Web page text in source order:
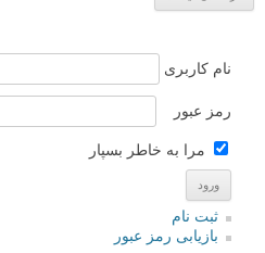
نام کاربری
رمز عبور
مرا به خاطر بسپار
ثبت نام
بازیابی رمز عبور